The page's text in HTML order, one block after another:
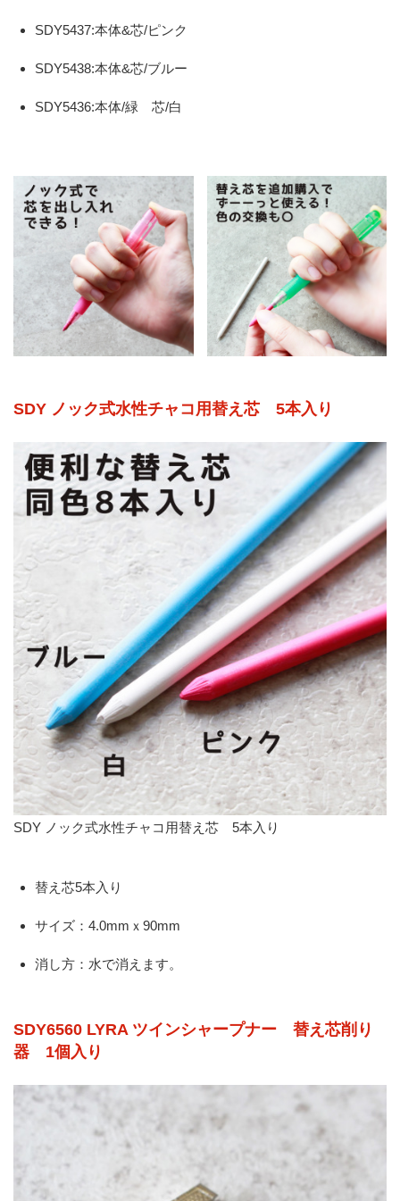
SDY5437:本体&芯/ピンク
SDY5438:本体&芯/ブルー
SDY5436:本体/緑 芯/白
SDY ノック式水性チャコ用替え芯 5本入り
SDY ノック式水性チャコ用替え芯 5本入り
替え芯5本入り
サイズ：4.0mmｘ90mm
消し方：水で消えます。
SDY6560 LYRA ツインシャープナー 替え芯削り
器 1個入り